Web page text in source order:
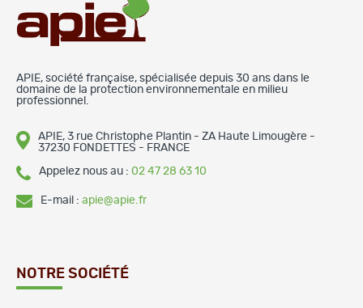
APIE, société française, spécialisée depuis 30 ans dans le
domaine de la protection environnementale en milieu
professionnel.
APIE, 3 rue Christophe Plantin - ZA Haute Limougère -
37230 FONDETTES - FRANCE
Appelez nous au : 02 47 28 63 10
E-mail : apie@apie.fr
NOTRE SOCIÉTÉ